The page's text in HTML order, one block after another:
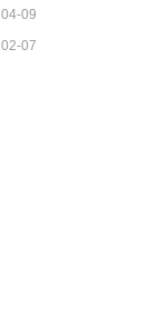
04-09
02-07